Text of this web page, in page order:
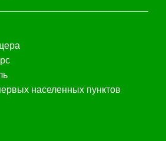
населенных пунктов